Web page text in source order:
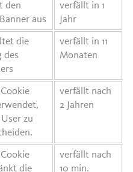
den
aus
verfällt in 1
Jahr
die
des
verfällt in 11
Monaten
zu
verfällt nach
2 Jahren
die
verfällt nach
10 min.